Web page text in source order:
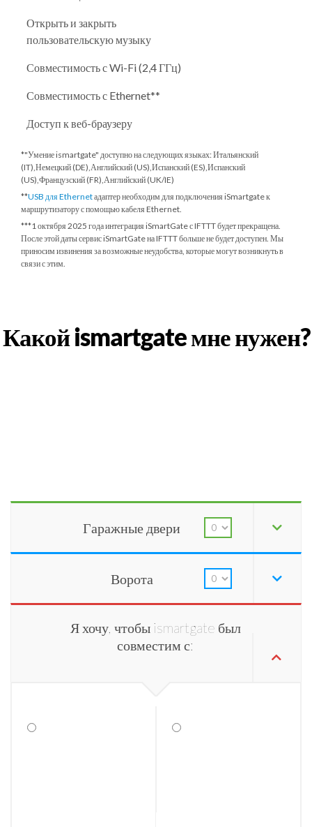
Открыть и закрыть
пользовательскую музыку
Совместимость с Wi-Fi (2,4 ГГц)
Совместимость с Ethernet**
Доступ к веб-браузеру
*"Умение ismartgate" доступно на следующих языках: Итальянский
(IT),Немецкий (DE),Английский (US),Испанский (ES),Испанский
(US),Французский (FR),Английский (UK/IE)
**USB для Ethernetадаптер необходим для подключения iSmartgate к
маршрутизатору с помощью кабеля Ethernet.
***1 октября 2025 годаинтеграция iSmartGate с IFTTT будет прекращена.
После этой даты сервис iSmartGate на IFTTT больше не будет доступен. Мы
приносим извинения за возможные неудобства, которые могут возникнуть в
связи с этим.
Какой ismartgate мне нужен?
Гаражные двери
Ворота
Я хочу, чтобы ismartgate был
совместим с: